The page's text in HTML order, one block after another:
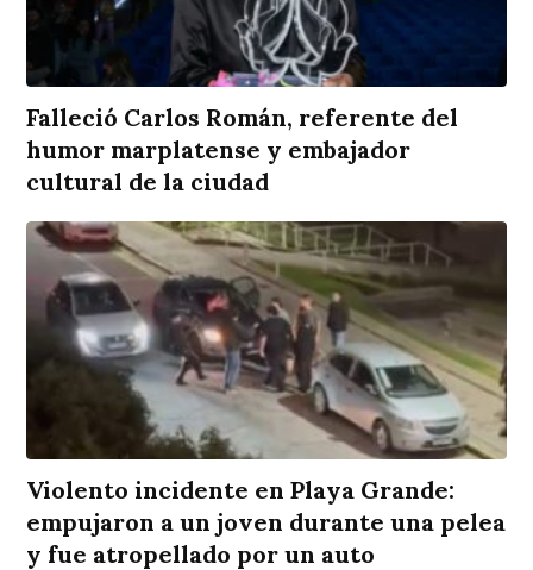
Falleció Carlos Román, referente del
humor marplatense y embajador
cultural de la ciudad
Violento incidente en Playa Grande:
empujaron a un joven durante una pelea
y fue atropellado por un auto